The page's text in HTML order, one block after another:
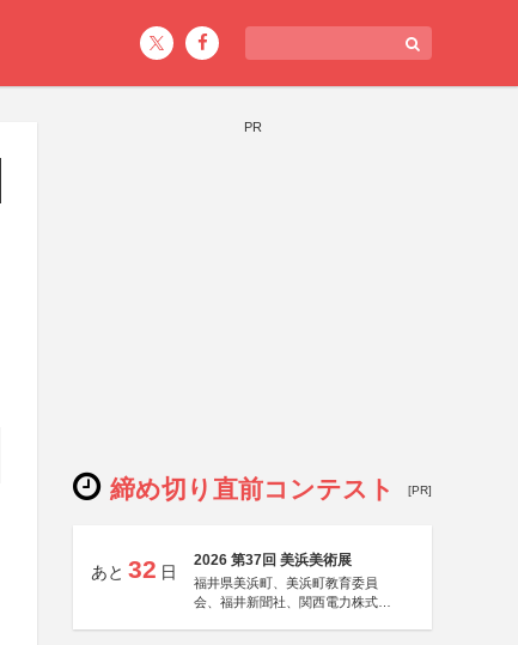
PR
締め切り直前コンテスト [PR]
あと 32 日
2026 第37回 美浜美術展
福井県美浜町、美浜町教育委員
会、福井新聞社、関西電力株式会